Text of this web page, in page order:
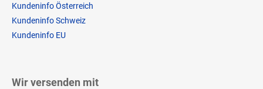
Kundeninfo Österreich
Kundeninfo Schweiz
Kundeninfo EU
Wir versenden mit